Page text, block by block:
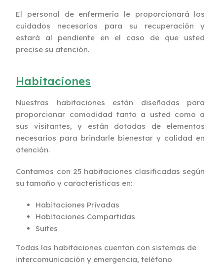
El personal de enfermería le proporcionará los
cuidados necesarios para su recuperación y
estará al pendiente en el caso de que usted
precise su atención.
Habitaciones
Nuestras habitaciones están diseñadas para
proporcionar comodidad tanto a usted como a
sus visitantes, y están dotadas de elementos
necesarios para brindarle bienestar y calidad en
atención.
Contamos con 25 habitaciones clasificadas según
su tamaño y características en:
Habitaciones Privadas
Habitaciones Compartidas
Suites
Todas las habitaciones cuentan con sistemas de
intercomunicación y emergencia, teléfono